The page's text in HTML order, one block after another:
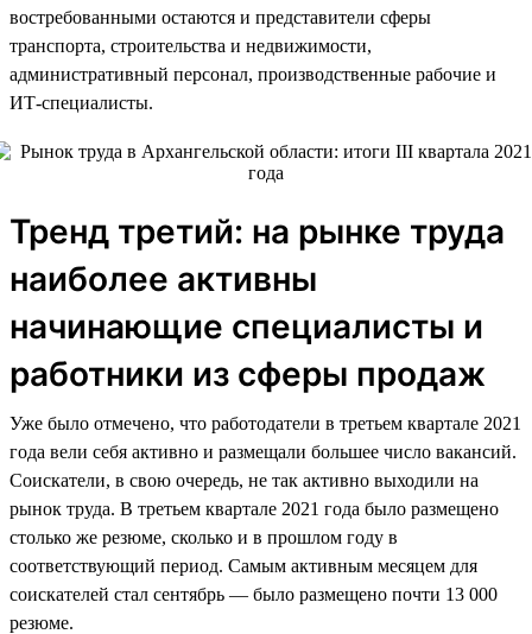
востребованными остаются и представители сферы
транспорта, строительства и недвижимости,
административный персонал, производственные рабочие и
ИТ-специалисты.
Тренд третий: на рынке труда
наиболее активны
начинающие специалисты и
работники из сферы продаж
Уже было отмечено, что работодатели в третьем квартале 2021
года вели себя активно и размещали большее число вакансий.
Соискатели, в свою очередь, не так активно выходили на
рынок труда. В третьем квартале 2021 года было размещено
столько же резюме, сколько и в прошлом году в
соответствующий период. Самым активным месяцем для
соискателей стал сентябрь — было размещено почти 13 000
резюме.